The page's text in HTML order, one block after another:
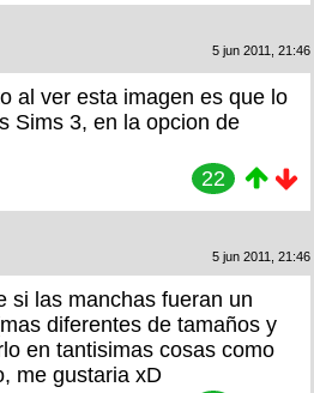
5 jun 2011, 21:46
al ver esta imagen es que lo
Sims 3, en la opcion de
22
5 jun 2011, 21:46
si las manchas fueran un
diferentes de tamaños y
en tantisimas cosas como
me gustaria xD